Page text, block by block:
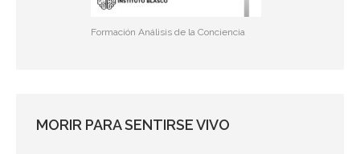
Formación Análisis de la Conciencia
MORIR PARA SENTIRSE VIVO